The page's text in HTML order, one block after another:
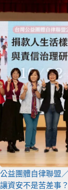
公益團體自律聯盟
讓資安不是苦差事？